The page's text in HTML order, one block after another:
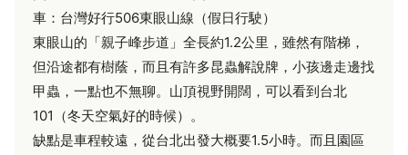
車：台灣好行506東眼山線（假日行駛）
東眼山的「親子峰步道」全長約1.2公里，雖然有階梯，
但沿途都有樹蔭，而且有許多昆蟲解說牌，小孩邊走邊找
甲蟲，一點也不無聊。山頂視野開闊，可以看到台北
101（冬天空氣好的時候）。
缺點是車程較遠，從台北出發大概要1.5小時。而且園區